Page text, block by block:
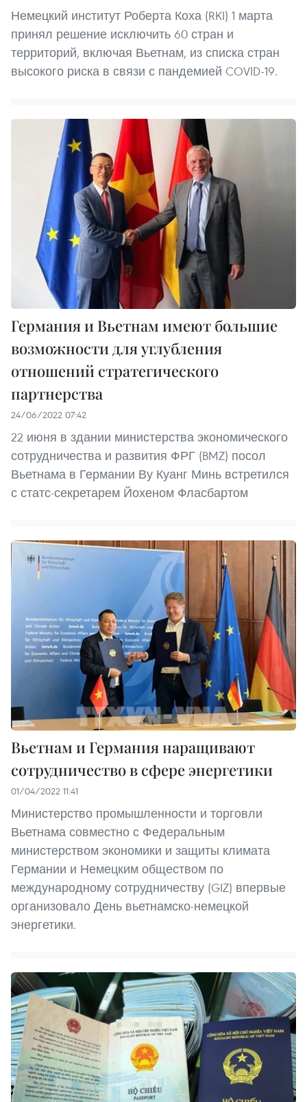
Немецкий институт Роберта Коха (RKI) 1 марта
принял решение исключить 60 стран и
территорий, включая Вьетнам, из списка стран
высокого риска в связи с пандемией COVID-19.
Германия и Вьетнам имеют большие
возможности для углубления
отношений стратегического
партнерства
24/06/2022 07:42
22 июня в здании министерства экономического
сотрудничества и развития ФРГ (BMZ) посол
Вьетнама в Германии Ву Куанг Минь встретился
с статс-секретарем Йохеном Фласбартом
Вьетнам и Германия наращивают
сотрудничество в сфере энергетики
01/04/2022 11:41
Министерство промышленности и торговли
Вьетнама совместно с Федеральным
министерством экономики и защиты климата
Германии и Немецким обществом по
международному сотрудничеству (GIZ) впервые
организовало День вьетнамско-немецкой
энергетики.